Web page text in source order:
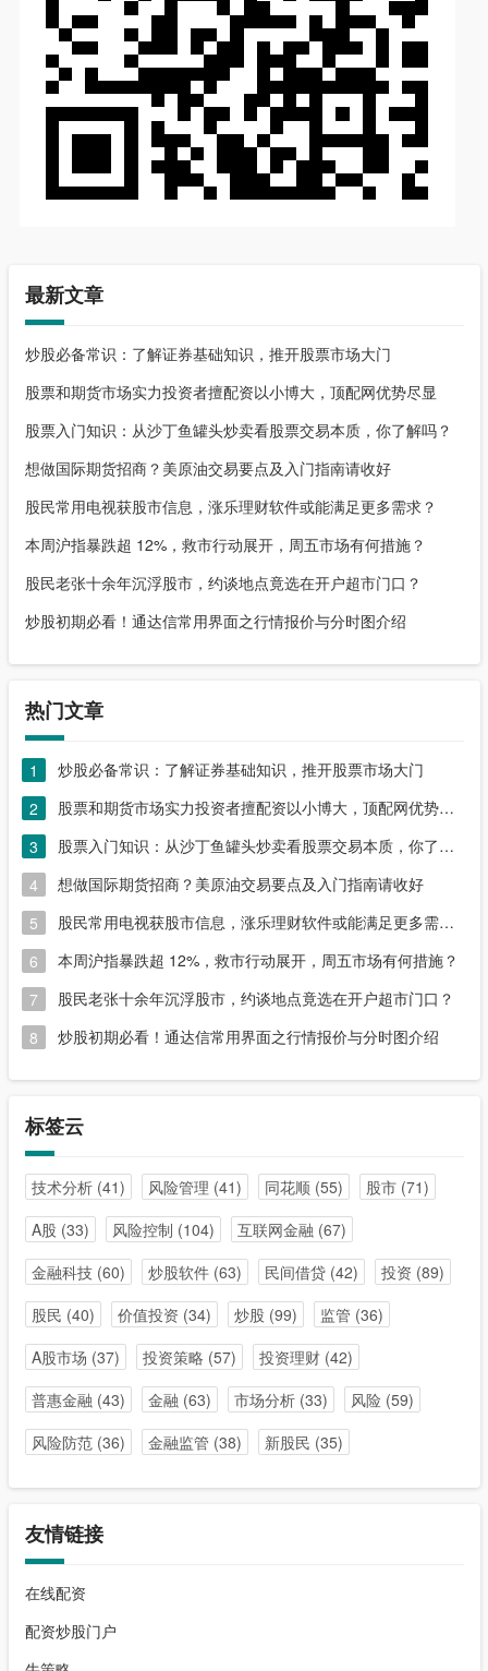
最新文章
炒股必备常识：了解证券基础知识，推开股票市场大门
股票和期货市场实力投资者擅配资以小博大，顶配网优势尽显
股票入门知识：从沙丁鱼罐头炒卖看股票交易本质，你了解吗？
想做国际期货招商？美原油交易要点及入门指南请收好
股民常用电视获股市信息，涨乐理财软件或能满足更多需求？
本周沪指暴跌超 12%，救市行动展开，周五市场有何措施？
股民老张十余年沉浮股市，约谈地点竟选在开户超市门口？
炒股初期必看！通达信常用界面之行情报价与分时图介绍
热门文章
1
炒股必备常识：了解证券基础知识，推开股票市场大门
2
股票和期货市场实力投资者擅配资以小博大，顶配网优势尽显
3
股票入门知识：从沙丁鱼罐头炒卖看股票交易本质，你了解吗？
4
想做国际期货招商？美原油交易要点及入门指南请收好
5
股民常用电视获股市信息，涨乐理财软件或能满足更多需求？
6
本周沪指暴跌超 12%，救市行动展开，周五市场有何措施？
7
股民老张十余年沉浮股市，约谈地点竟选在开户超市门口？
8
炒股初期必看！通达信常用界面之行情报价与分时图介绍
标签云
技术分析(41) 风险管理 (41) 同花顺(55) 股市(71)
A股 (33) 风险控制 (104) 互联网金融 (67)
金融科技(60) 炒股软件(63) 民间借贷(42) 投资 (89)
股民 (40) 价值投资 (34) 炒股 (99) 监管 (36)
A股市场 (37) 投资策略 (57) 投资理财(42)
普惠金融 (43) 金融 (63) 市场分析(33) 风险(59)
风险防范(36) 金融监管 (38) 新股民 (35)
友情链接
在线配资
配资炒股门户